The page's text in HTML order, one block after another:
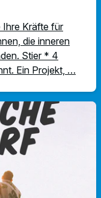
Kräfte für
die inneren
Stier * 4
Ein Projekt, …